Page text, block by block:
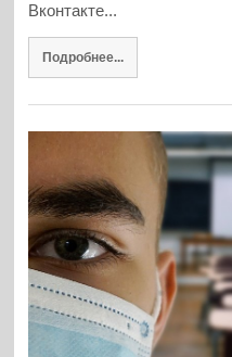
Вконтакте...
Подробнее...